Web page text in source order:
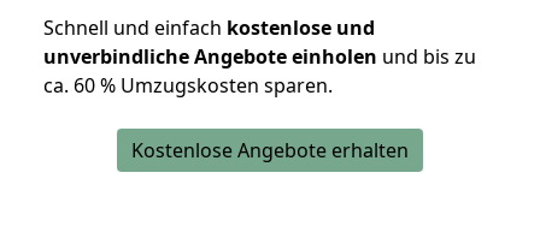
Schnell und einfach kostenlose und
unverbindliche Angebote einholen und bis zu
ca. 60 % Umzugskosten sparen.
Kostenlose Angebote erhalten